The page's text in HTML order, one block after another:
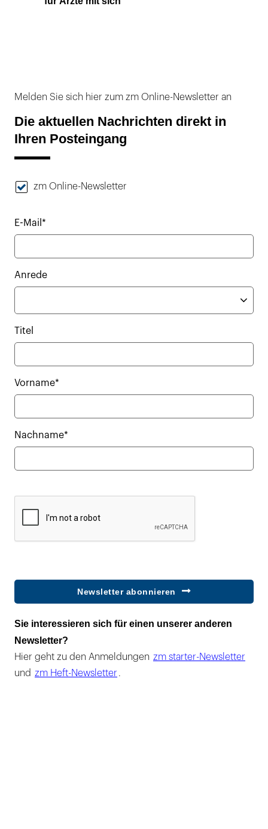
Melden Sie sich hier zum zm Online-Newsletter an
Die aktuellen Nachrichten direkt in
Ihren Posteingang
zm Online-Newsletter
E-Mail*
Anrede
Titel
Vorname*
Nachname*
Newsletter abonnieren
Sie interessieren sich für einen unserer anderen
Newsletter?
Hier geht zu den Anmeldungen zm starter-Newsletter
und zm Heft-Newsletter .